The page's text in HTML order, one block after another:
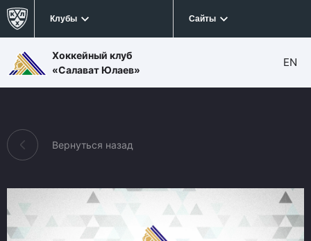
Клубы Сайты
Хоккейный клуб
«Салават Юлаев»
EN
Вернуться назад